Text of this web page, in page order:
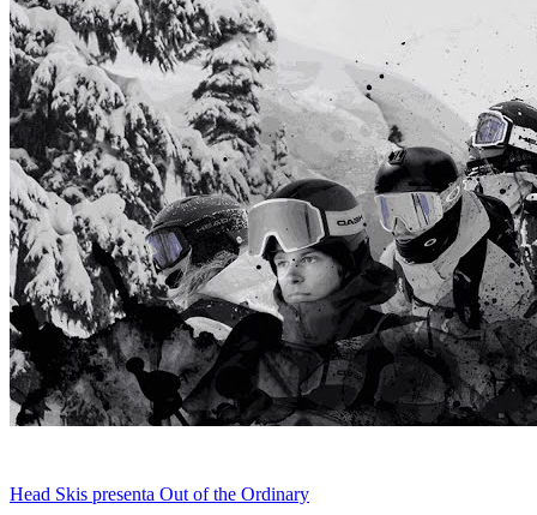
Head Skis presenta Out of the Ordinary